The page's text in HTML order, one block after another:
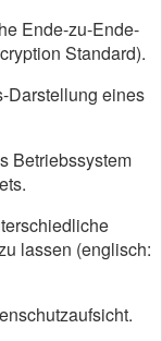
Ende-zu-Ende-
Standard).
Darstellung eines
lassen (englisch: